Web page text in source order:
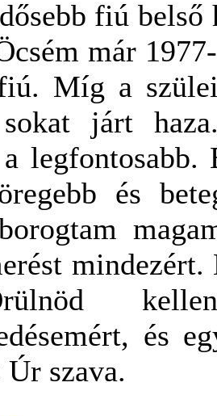
fiú
már
Míg a
sokat járt
a
és
mindezért.
és
szava.